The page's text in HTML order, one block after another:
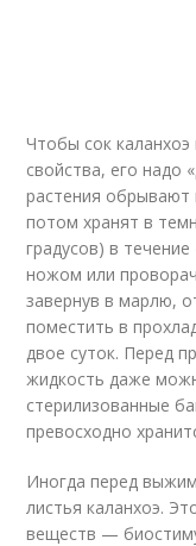
Чтобы сок
свойства, его надо
растения обрывают
потом хранят в
градусов) в
ножом или
завернув в марлю,
поместить в
двое суток. Перед
жидкость даже
стерилизованные
превосходно
Иногда перед
листья каланхоэ.
веществ —